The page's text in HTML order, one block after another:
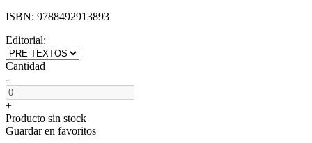
ISBN: 9788492913893
Editorial:
Cantidad
-
+
Producto sin stock
Guardar en favoritos